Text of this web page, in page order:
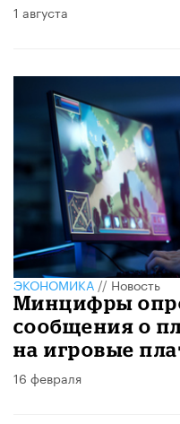
1 августа
ЭКОНОМИКА//Новость
Минцифры
сообщения о
на игровые
16 февраля